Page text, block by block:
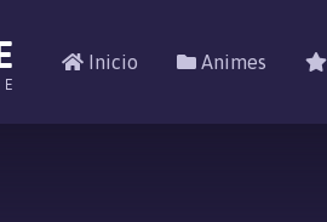
Inicio Animes